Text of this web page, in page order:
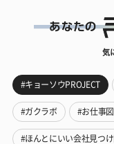
気
#キョーソウPROJECT
#ガクラボ #お仕事
#ほんとにいい会社見つけ